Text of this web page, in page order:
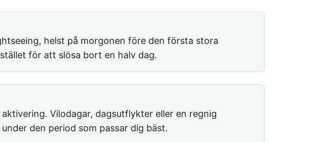
helst på morgonen före den första stora
för att slösa bort en halv dag.
Vilodagar, dagsutflykter eller en regnig
den period som passar dig bäst.